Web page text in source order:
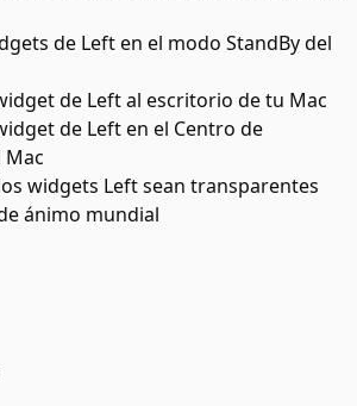
de Left en el modo StandBy del
de Left al escritorio de tu Mac
de Left en el Centro de
widgets Left sean transparentes
ánimo mundial